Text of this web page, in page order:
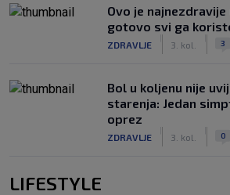
Ovo je najnezdravije
gotovo svi ga
ZDRAVLJE 3. kol. 3
Bol u koljenu nije
starenja: Jedan
oprez
ZDRAVLJE 3. kol. 0
LIFESTYLE